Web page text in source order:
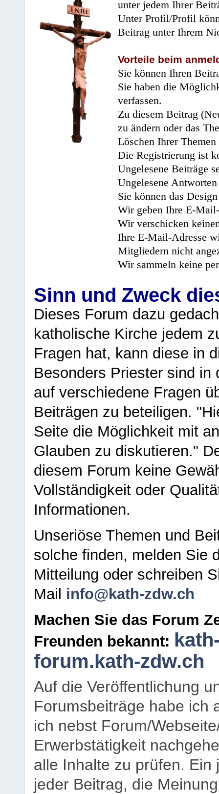
unter jedem Ihrer
Unter Profil/Profil
Beitrag unter Ihrem
Vorteile beim
Sie können Ihren
Sie haben die
verfassen.
Zu diesem Beitrag
zu ändern oder das
Löschen Ihrer
Die Registrierung ist
Ungelesene Beiträge
Ungelesene
Sie können das
Wir geben Ihre E-
Wir verschicken
Ihre E-Mail-Adresse
Mitgliedern nicht
Wir sammeln keine
Sinn und Zweck
Dieses Forum dazu
katholische Kirche jedem
Fragen hat, kann diese in
Besonders Priester sind in
auf verschiedene Fragen
Beiträgen zu beteiligen.
Seite die Möglichkeit mit
Glauben zu diskutieren."
diesem Forum keine
Vollständigkeit oder
Informationen.
Unseriöse Themen und
solche finden, melden Sie
Mitteilung oder schreiben
Mail info@kath-zdw.ch
Machen Sie das Forum
Freunden bekannt:
forum.kath-zdw.ch
Auf die Veröffentlichung
Forumsbeiträge habe ich
ich nebst Forum/
Erwerbstätigkeit
alle Inhalte zu prüfen.
jeder Beitrag, die